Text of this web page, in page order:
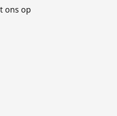
ons op